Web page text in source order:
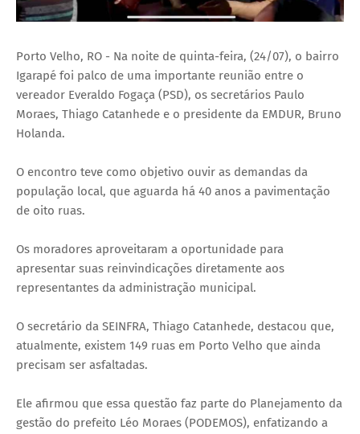
Porto Velho, RO - Na noite de quinta-feira, (24/07), o bairro
Igarapé foi palco de uma importante reunião entre o
vereador Everaldo Fogaça (PSD), os secretários Paulo
Moraes, Thiago Catanhede e o presidente da EMDUR, Bruno
Holanda.
O encontro teve como objetivo ouvir as demandas da
população local, que aguarda há 40 anos a pavimentação
de oito ruas.
Os moradores aproveitaram a oportunidade para
apresentar suas reinvindicações diretamente aos
representantes da administração municipal.
O secretário da SEINFRA, Thiago Catanhede, destacou que,
atualmente, existem 149 ruas em Porto Velho que ainda
precisam ser asfaltadas.
Ele afirmou que essa questão faz parte do Planejamento da
gestão do prefeito Léo Moraes (PODEMOS), enfatizando a